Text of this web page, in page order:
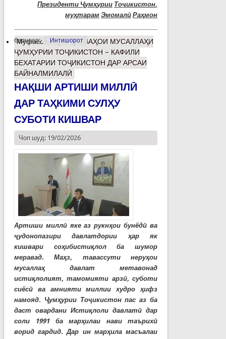
Президенти Ҷумҳурии Тоҷикистон,
муҳтарам Эмомалӣ Раҳмон
барчасп: Интишорот
Муфассалтаро ҚУВВАҲОИ МУСАЛЛАҲИ
ҶУМҲУРИИ ТОҶИКИСТОН – КАФИЛИ
БЕХАТАРИИ ТОҶИКИСТОН ДАР АРСАИ
БАЙНАЛМИЛАЛӢ
НАҚШИ АРТИШИ МИЛЛӢ
ДАР ТАҲКИМИ СУЛҲУ
СУБОТИ КИШВАР
Чоп шуд: 19/02/2026
Артиши миллӣ яке аз рукнҳои бунёдӣ ва
ҷудонопазири давлатдории ҳар як
кишвари соҳибистиқлол ба шумор
меравад. Маҳз, тавассути неруҳои
мусаллаҳ давлат метавонад
истиқлолият, тамомияти арзӣ, суботи
сиёсӣ ва амнияти миллии худро ҳифз
намояд. Ҷумҳурии Тоҷикистон пас аз ба
даст овардани Истиқлоли давлатӣ дар
соли 1991 ба марҳилаи нави таърихӣ
ворид гардид. Дар ин марҳила масъалаи